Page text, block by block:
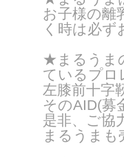
お子様の離
く時は 必ず
★まるうま
ているプロ
左膝前十字
そのAID(募
是非、ご協
まるうまも